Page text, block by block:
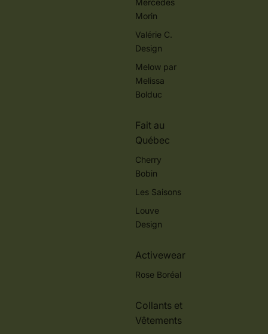
Mercedes
Morin
Valérie C.
Design
Melow par
Melissa
Bolduc
Fait au
Québec
Cherry
Bobin
Les Saisons
Louve
Design
Activewear
Rose Boréal
Collants et
Vêtements